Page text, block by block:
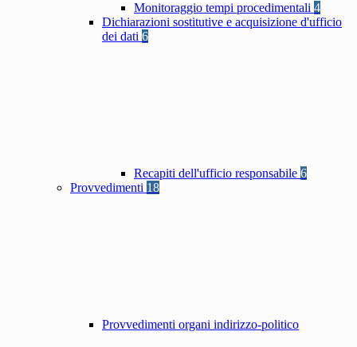
Monitoraggio tempi procedimentali 4
Dichiarazioni sostitutive e acquisizione d'ufficio
dei dati 6
Recapiti dell'ufficio responsabile 6
Provvedimenti 18
Provvedimenti organi indirizzo-politico